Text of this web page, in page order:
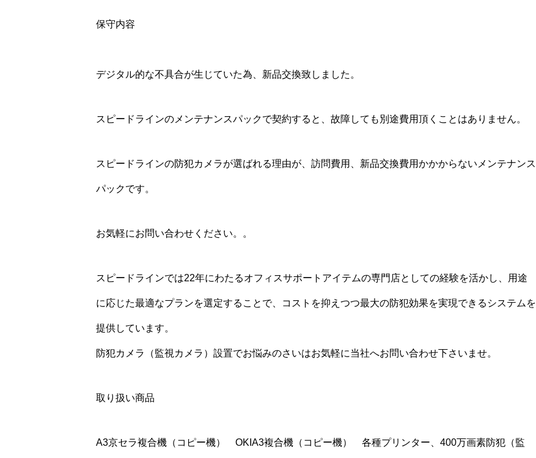
保守内容
デジタル的な不具合が生じていた為、新品交換致しました。
スピードラインのメンテナンスパックで契約すると、故障しても別途費用頂くことはありません。
スピードラインの防犯カメラが選ばれる理由が、訪問費用、新品交換費用かかからないメンテナンス
パックです。
お気軽にお問い合わせください。。
スピードラインでは22年にわたるオフィスサポートアイテムの専門店としての経験を活かし、用途
に応じた最適なプランを選定することで、コストを抑えつつ最大の防犯効果を実現できるシステムを
提供しています。
防犯カメラ（監視カメラ）設置でお悩みのさいはお気軽に当社へお問い合わせ下さいませ。
取り扱い商品
A3京セラ複合機（コピー機） OKIA3複合機（コピー機） 各種プリンター、400万画素防犯（監